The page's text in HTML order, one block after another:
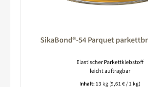
SikaBond®-54 Parquet
Elastischer Parkettklebstoff
leicht auftragbar
Inhalt: 13 kg (9,61 € / 1 kg)